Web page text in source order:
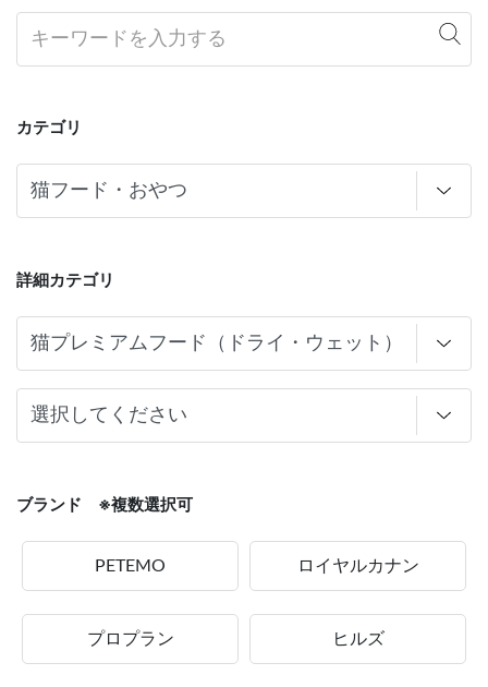
カテゴリ
詳細カテゴリ
ブランド ※複数選択可
PETEMO ロイヤルカナン
プロプラン ヒルズ